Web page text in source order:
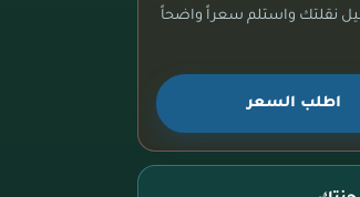
نقلتك واستلم سعراً واضحاً
اطلب السعر